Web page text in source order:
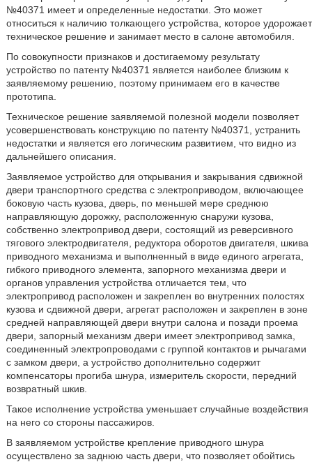
№40371 имеет и определенные недостатки. Это может
относиться к наличию толкающего устройства, которое удорожает
техническое решение и занимает место в салоне автомобиля.
По совокупности признаков и достигаемому результату
устройство по патенту №40371 является наиболее близким к
заявляемому решению, поэтому принимаем его в качестве
прототипа.
Техническое решение заявляемой полезной модели позволяет
усовершенствовать конструкцию по патенту №40371, устранить
недостатки и является его логическим развитием, что видно из
дальнейшего описания.
Заявляемое устройство для открывания и закрывания сдвижной
двери транспортного средства с электроприводом, включающее
боковую часть кузова, дверь, по меньшей мере среднюю
направляющую дорожку, расположенную снаружи кузова,
собственно электропривод двери, состоящий из реверсивного
тягового электродвигателя, редуктора оборотов двигателя, шкива
приводного механизма и выполненный в виде единого агрегата,
гибкого приводного элемента, запорного механизма двери и
органов управления устройства отличается тем, что
электропривод расположен и закреплен во внутренних полостях
кузова и сдвижной двери, агрегат расположен и закреплен в зоне
средней направляющей двери внутри салона и позади проема
двери, запорный механизм двери имеет электропривод замка,
соединенный электропроводами с группой контактов и рычагами
с замком двери, а устройство дополнительно содержит
компенсаторы прогиба шнура, измеритель скорости, передний
возвратный шкив.
Такое исполнение устройства уменьшает случайные воздействия
на него со стороны пассажиров.
В заявляемом устройстве крепление приводного шнура
осуществлено за заднюю часть двери, что позволяет обойтись